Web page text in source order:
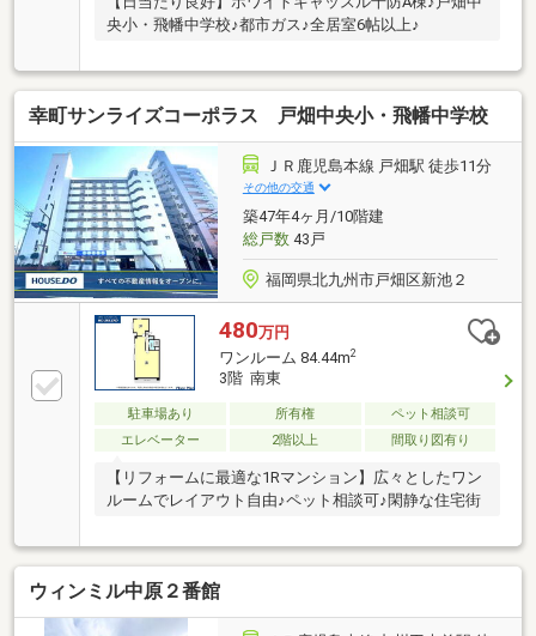
央小・飛幡中学校♪都市ガス♪全居室6帖以上♪
幸町サンライズコーポラス 戸畑中央小・飛幡中学校
ＪＲ鹿児島本線 戸畑駅 徒歩11分
その他の交通
築47年4ヶ月/10階建
総戸数43戸
福岡県北九州市戸畑区新池２
480万円
ワンルーム 84.44m2
3階 南東
駐車場あり 所有権
ペット相談可
エレベーター
2階以上 間取り図有り
【リフォームに最適な1Rマンション】広々としたワン
ルームでレイアウト自由♪ペット相談可♪閑静な住宅街
ウィンミル中原２番館